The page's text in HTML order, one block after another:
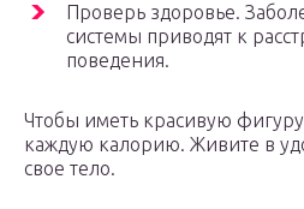
Проверь здоровье.
системы приводят к
поведения.
Чтобы иметь красивую
каждую калорию. Живите в
свое тело.